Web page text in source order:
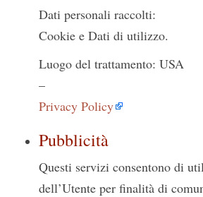
Dati personali raccolti:
Cookie e Dati di utilizzo.
Luogo del trattamento: USA
–
Privacy Policy
Pubblicità
Questi servizi consentono di
dell’Utente per finalità di